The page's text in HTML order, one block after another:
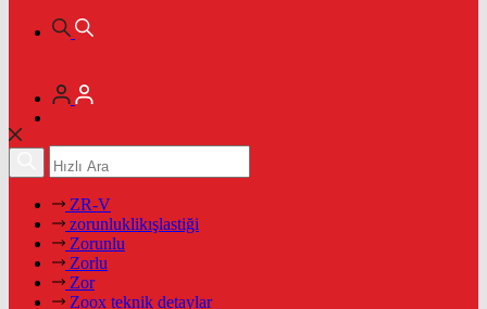
ZR-V
zorunluklikışlastiği
Zorunlu
Zorlu
Zor
Zoox teknik detaylar